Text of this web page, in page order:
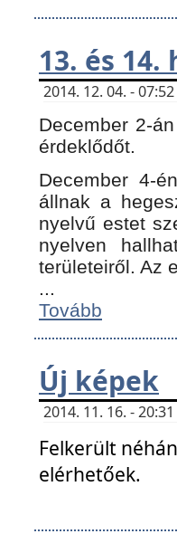
13. és
2014. 12. 04. -
December 2-
érdeklődőt.
December 4-
állnak a
nyelvű estet
nyelven
területeiről. Az
...
Tovább
Új képek
2014. 11. 16. -
Felkerült
elérhetőek.